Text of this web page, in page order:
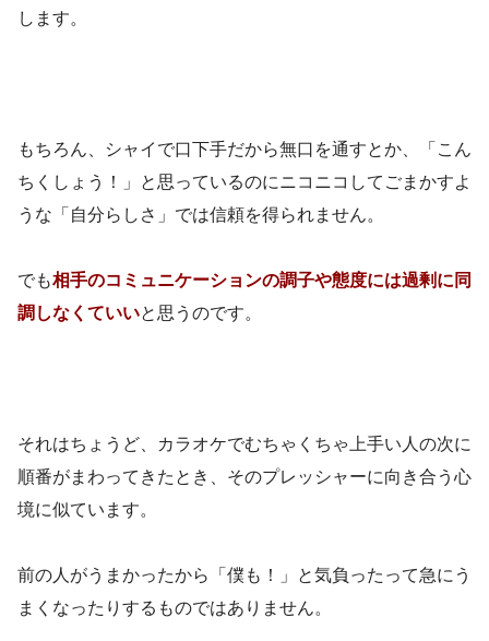
します。
もちろん、シャイで口下手だから無口を通すとか、「こん
ちくしょう！」と思っているのにニコニコしてごまかすよ
うな「自分らしさ」では信頼を得られません。
でも相手のコミュニケーションの調子や態度には過剰に同
調しなくていいと思うのです。
それはちょうど、カラオケでむちゃくちゃ上手い人の次に
順番がまわってきたとき、そのプレッシャーに向き合う心
境に似ています。
前の人がうまかったから「僕も！」と気負ったって急にう
まくなったりするものではありません。